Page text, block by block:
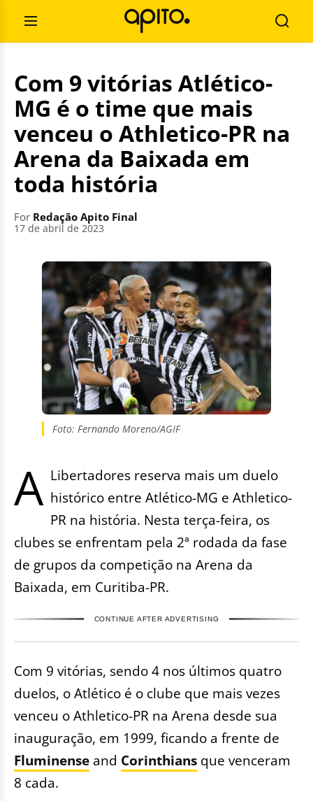
contentOpen
Menu
for:
Com 9 vitórias Atlético-
MG é o time que mais
venceu o Athletico-PR na
Arena da Baixada em
toda história
For Redação Apito Final
17 de abril de 2023
Foto: Fernando Moreno/AGIF
A Libertadores reserva mais um duelo
histórico entre Atlético-MG e Athletico-
PR na história. Nesta terça-feira, os
clubes se enfrentam pela 2ª rodada da fase
de grupos da competição na Arena da
Baixada, em Curitiba-PR.
CONTINUE AFTER ADVERTISING
Com 9 vitórias, sendo 4 nos últimos quatro
duelos, o Atlético é o clube que mais vezes
venceu o Athletico-PR na Arena desde sua
inauguração, em 1999, ficando a frente de
Fluminense and Corinthians que venceram
8 cada.